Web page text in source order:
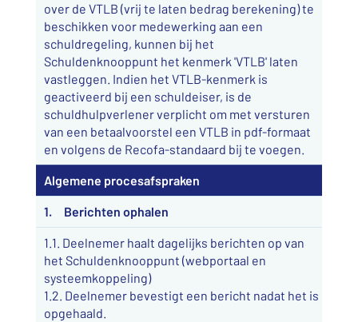
over de VTLB (vrij te laten bedrag berekening) te
beschikken voor medewerking aan een
schuldregeling, kunnen bij het
Schuldenknooppunt het kenmerk 'VTLB' laten
vastleggen. Indien het VTLB-kenmerk is
geactiveerd bij een schuldeiser, is de
schuldhulpverlener verplicht om met versturen
van een betaalvoorstel een VTLB in pdf-formaat
en volgens de Recofa-standaard bij te voegen.
Algemene procesafspraken
1. Berichten ophalen
1.1. Deelnemer haalt dagelijks berichten op van
het Schuldenknooppunt (webportaal en
systeemkoppeling)
1.2. Deelnemer bevestigt een bericht nadat het is
opgehaald.